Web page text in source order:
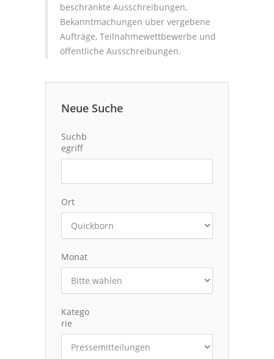
beschränkte Ausschreibungen,
Bekanntmachungen über vergebene
Aufträge, Teilnahmewettbewerbe und
öffentliche Ausschreibungen.
Neue Suche
Suchb
egriff
Ort
Monat
Katego
rie